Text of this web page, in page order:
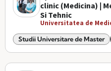
clinic (Medicina) |
Si Tehnic
Universitatea de
Studii Universitare de Master